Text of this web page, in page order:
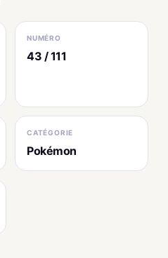
NUMÉRO
43 / 111
CATÉGORIE
Pokémon